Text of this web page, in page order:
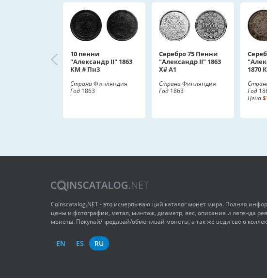
10 пенни
"Александр II" 1863
КМ # Пн3
СтранаФинляндия
Год 1863
Серебро 75 Пенни
"Александр II" 1863
X# A1
СтранаФинляндия
Год 1863
1870
Год
Цена
Coinscatalog.NET - это исчерпывающий каталог монет мира. Полная
цены и фотографии, метал, минтаж, диаметр, вес, описание и легенда
монеты. Покупай/продавай/обменивай монеты, а так же веди свою
EN ES RU